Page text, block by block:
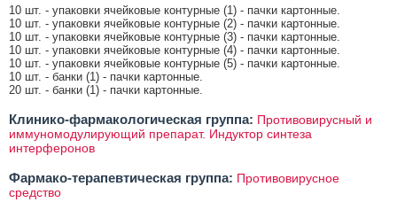
10 шт. - упаковки ячейковые контурные (1) - пачки картонные.
10 шт. - упаковки ячейковые контурные (2) - пачки картонные.
10 шт. - упаковки ячейковые контурные (3) - пачки картонные.
10 шт. - упаковки ячейковые контурные (4) - пачки картонные.
10 шт. - упаковки ячейковые контурные (5) - пачки картонные.
10 шт. - банки (1) - пачки картонные.
20 шт. - банки (1) - пачки картонные.
Клинико-фармакологическая группа: Противовирусный и
иммуномодулирующий препарат. Индуктор синтеза
интерферонов
Фармако-терапевтическая группа: Противовирусное
средство